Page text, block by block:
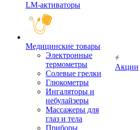
LM-активаторы
Медицинские товары
Электронные
термометры
Cолевые грелки
Глюкометры
Ингаляторы и
небулайзеры
Массажеры для
глаз и тела
Приборы
Акции